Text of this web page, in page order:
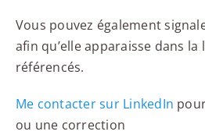
Vous pouvez également
afin qu’elle apparaisse dans
référencés.
Me contacter sur LinkedIn
ou une correction